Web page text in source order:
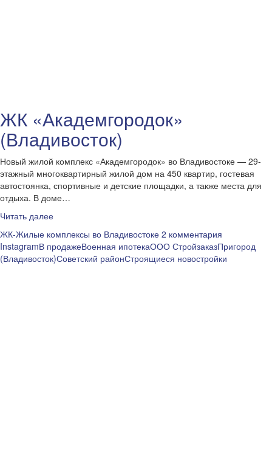
ЖК «Академгородок»
(Владивосток)
Новый жилой комплекс «Академгородок» во Владивостоке — 29-
этажный многоквартирный жилой дом на 450 квартир, гостевая
автостоянка, спортивные и детские площадки, а также места для
отдыха. В доме…
Читать далее
ЖК-Жилые комплексы во Владивостоке 2 комментария
InstagramВ продажеВоенная ипотекаООО СтройзаказПригород
(Владивосток)Советский районСтроящиеся новостройки